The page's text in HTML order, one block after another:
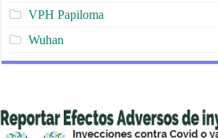
VPH Papiloma
Wuhan